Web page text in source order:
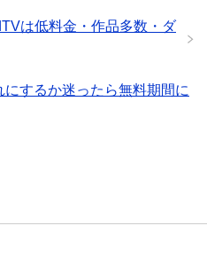
は低料金・作品多数・ダ
するか迷ったら無料期間に